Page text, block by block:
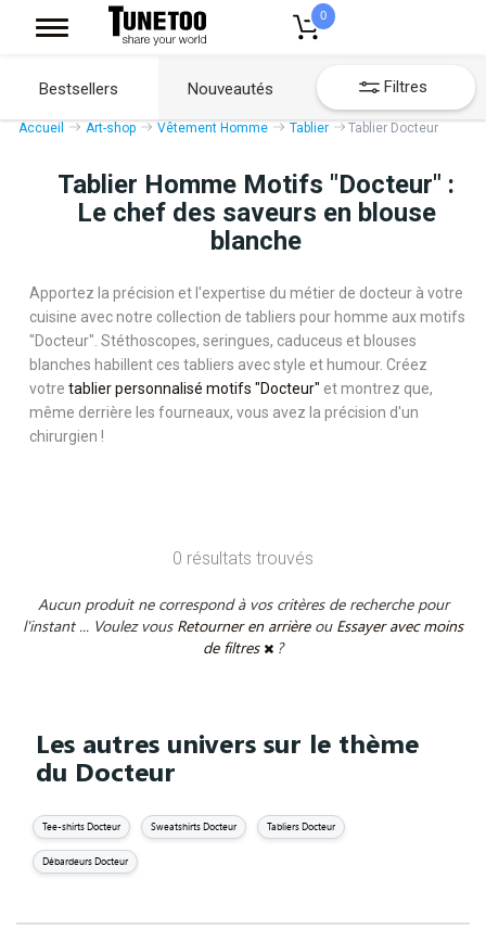
0
Bestsellers Nouveautés Filtres
Accueil Art-shop Vêtement Homme Tablier Tablier Docteur
Tablier Homme Motifs "Docteur" :
Le chef des saveurs en blouse
blanche
Apportez la précision et l'expertise du métier de docteur à votre
cuisine avec notre collection de tabliers pour homme aux motifs
"Docteur". Stéthoscopes, seringues, caduceus et blouses
blanches habillent ces tabliers avec style et humour. Créez
votre tablier personnalisé motifs "Docteur" et montrez que,
même derrière les fourneaux, vous avez la précision d'un
chirurgien !
0 résultats trouvés
Aucun produit ne correspond à vos critères de recherche pour
l'instant ... Voulez vous Retourner en arrière ou Essayer avec moins
de filtres
?
Les autres univers sur le thème
du Docteur
Tee-shirts Docteur Sweatshirts Docteur Tabliers Docteur
Débardeurs Docteur